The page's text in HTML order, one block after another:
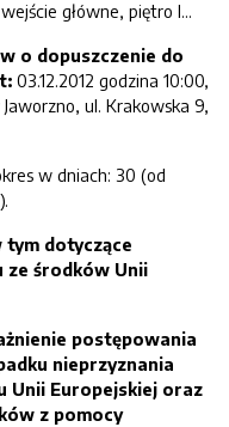
główne, piętro I...
o dopuszczenie do
03.12.2012 godzina 10:00,
ul. Krakowska 9,
w dniach: 30 (od
tym dotyczące
środków Unii
postępowania
nieprzyznania
Unii Europejskiej oraz
z pomocy